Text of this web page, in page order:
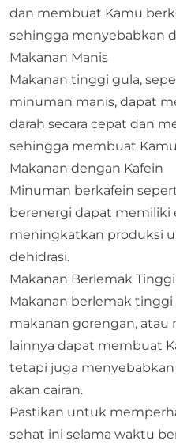
dan membuat Kamu
sehingga menyebabkan
Makanan Manis
Makanan tinggi gula,
minuman manis, dapat
darah secara cepat dan
sehingga membuat
Makanan dengan Kafein
Minuman berkafein
berenergi dapat memiliki
meningkatkan produksi
dehidrasi.
Makanan Berlemak Tinggi
Makanan berlemak
makanan gorengan, atau
lainnya dapat membuat
tetapi juga
akan cairan.
Pastikan untuk
sehat ini selama waktu